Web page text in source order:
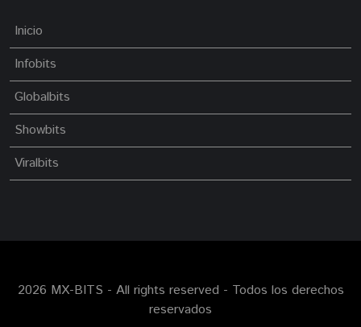
Inicio
Infobits
Globalbits
Showbits
Viralbits
2026 MX-BITS - All rights reserved - Todos los derechos
reservados